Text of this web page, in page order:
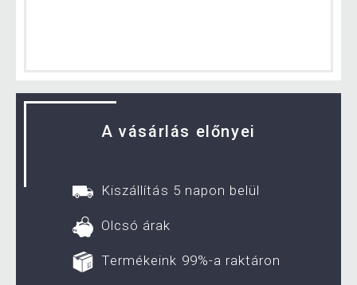
A vásárlás előnyei
Kiszállítás 5 napon belül
Olcsó árak
Termékeink 99%-a raktáron